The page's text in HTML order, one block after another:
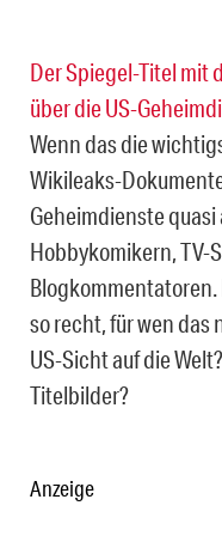
Der Spiegel-Titel mit
über die US-
Wenn das die
Wikileaks-
Geheimdienste
Hobbykomikern, TV-
so recht, für wen das
US-Sicht auf die
Titelbilder?
Anzeige